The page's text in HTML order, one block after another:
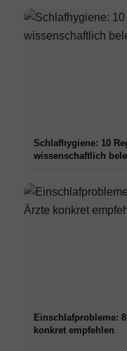
Schlafhygiene: 10
wissenschaftlich
Einschlafprobleme:
konkret empfehlen